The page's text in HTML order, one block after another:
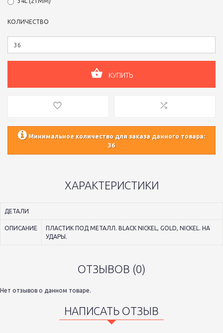
КОЛИЧЕСТВО
КУПИТЬ
Минимальное количество для заказа данного товара:
36
ХАРАКТЕРИСТИКИ
ДЕТАЛИ
ОПИСАНИЕ
ПЛАСТИК ПОД МЕТАЛЛ. BLACK NICKEL, GOLD, NICKEL. НА
УДАРЫ.
ОТЗЫВОВ (0)
Нет отзывов о данном товаре.
НАПИСАТЬ ОТЗЫВ